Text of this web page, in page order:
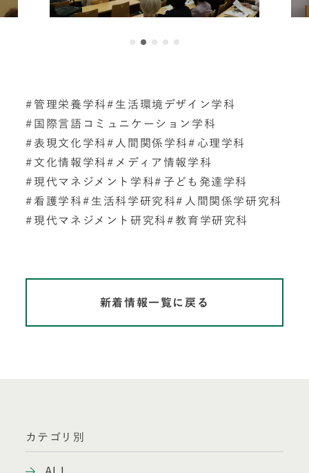
管理栄養学科
生活環境デザイン学科
国際言語コミュニケーション学科
表現文化学科
人間関係学科
心理学科
文化情報学科
メディア情報学科
現代マネジメント学科
子ども発達学科
看護学科
生活科学研究科
人間関係学研究科
現代マネジメント研究科
教育学研究科
新着情報一覧に戻る
カテゴリ別